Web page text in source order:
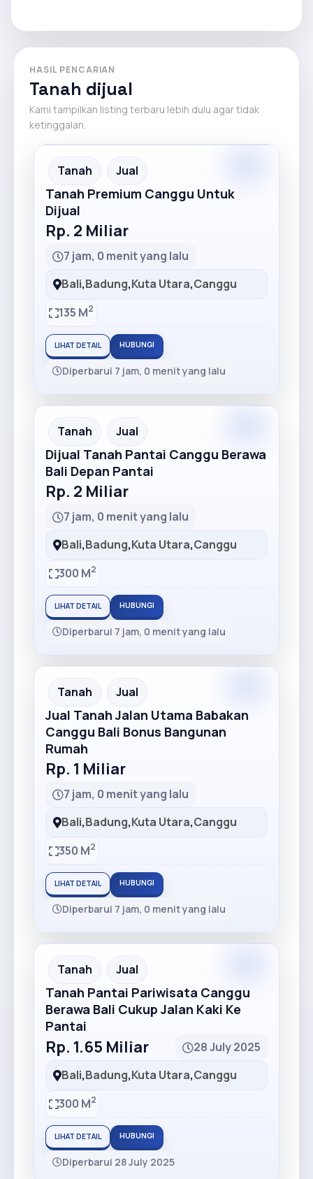
HASIL PENCARIAN
Tanah dijual
Kami tampilkan listing terbaru lebih dulu agar tidak
ketinggalan.
Recommended
Tanah Jual
Tanah Premium Canggu Untuk
Dijual
Rp. 2 Miliar
7 jam, 0 menit yang lalu
Bali,Badung,Kuta Utara,Canggu
135 M2
LIHAT DETAIL HUBUNGI
Diperbarui 7 jam, 0 menit yang lalu
Tanah Jual
Dijual Tanah Pantai Canggu Berawa
Bali Depan Pantai
Rp. 2 Miliar
7 jam, 0 menit yang lalu
Bali,Badung,Kuta Utara,Canggu
300 M2
LIHAT DETAIL HUBUNGI
Diperbarui 7 jam, 0 menit yang lalu
Tanah Jual
Jual Tanah Jalan Utama Babakan
Canggu Bali Bonus Bangunan
Rumah
Rp. 1 Miliar
7 jam, 0 menit yang lalu
Bali,Badung,Kuta Utara,Canggu
350 M2
LIHAT DETAIL HUBUNGI
Diperbarui 7 jam, 0 menit yang lalu
Tanah Jual
Tanah Pantai Pariwisata Canggu
Berawa Bali Cukup Jalan Kaki Ke
Pantai
Rp. 1.65 Miliar
28 July 2025
Bali,Badung,Kuta Utara,Canggu
300 M2
LIHAT DETAIL HUBUNGI
Diperbarui 28 July 2025